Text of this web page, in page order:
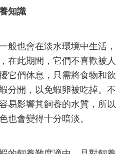
知識
也會在淡水環境中生活，
在此期間，它們不喜歡被
它們休息，只需將食物和
分開，以免蝦卵被吃掉。
易影響其飼養的水質，所
也會變得十分暗淡。